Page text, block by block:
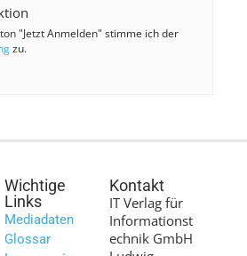
"Jetzt Anmelden" stimme ich der
zu.
Wichtige
Links
Mediadaten
Glossar
Kontakt
IT Verlag für
Informationst
echnik GmbH